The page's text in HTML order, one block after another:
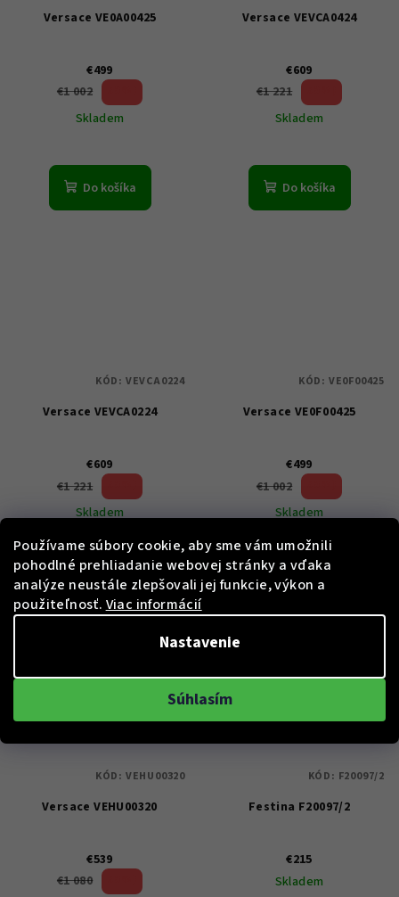
Používame súbory cookie, aby sme vám umožnili
pohodlné prehliadanie webovej stránky a vďaka
analýze neustále zlepšovali jej funkcie, výkon a
použiteľnosť. Viac informácií
Nastavenie
Súhlasím
Versace VE0A00425
€499
€1 002
Skladem
Do košíka
Versace VEVCA0424
€609
€1 221
Skladem
Do košíka
Versace VEVCA0224
€609
€1 221
Skladem
Do košíka
KÓD: VEVCA0224
Versace VE0F00425
€499
€1 002
Skladem
Do košíka
KÓD: VE0F00425
Versace VEHU00320
€539
€1 080
KÓD: VEHU00320
Festina F20097/2
€215
Skladem
KÓD: F20097/2